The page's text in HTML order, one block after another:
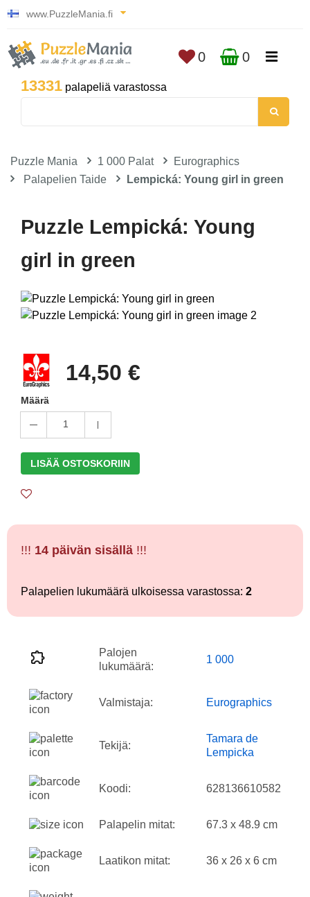
www.PuzzleMania.fi
13331 palapeliä varastossa
0 0
Puzzle Mania 1 000 Palat
Eurographics
Palapelien Taide
Lempická: Young girl in green
Puzzle Lempická: Young
girl in green
14,50 €
Määrä
1
LISÄÄ OSTOSKORIIN
!!! 14 päivän sisällä !!!
Palapelien lukumäärä ulkoisessa varastossa: 2
Palojen
lukumäärä:
1 000
Valmistaja: Eurographics
Tekijä:
Tamara de
Lempicka
Koodi: 628136610582
Palapelin mitat: 67.3 x 48.9 cm
Laatikon mitat: 36 x 26 x 6 cm